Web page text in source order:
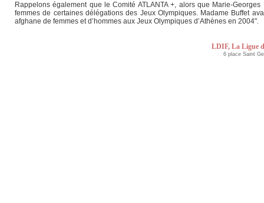
Rappelons également que le Comité ATLANTA +, alors que Marie-
femmes de certaines délégations des Jeux Olympiques. Madame Buffet
afghane de femmes et d’hommes aux Jeux Olympiques d’Athènes en 2004".
LDIF, La Ligue
6 place Saint